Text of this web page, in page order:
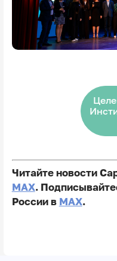
Читайте новости
MAX.
России в MAX.